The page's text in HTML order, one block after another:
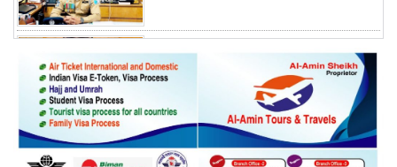
ময়মনসিংহের অতিরিক্ত জেলা প্রশাসক
(রাজস্ব) আজিম উদ্দিন ভূমি মন্ত্রণালয়ে
পদায়ন
সাবেক এমপির প্রেস সেক্রেটারি রফিকের
ক্ষমতার দাপট ও গণ-অসন্তোষের তথ্য
গায়েব করে ত্রিশাল থানার সাজানো